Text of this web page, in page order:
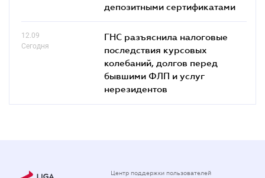
депозитными сертификатами
12.09
Сегодня
ГНС разъяснила налоговые
последствия курсовых
колебаний, долгов перед
бывшими ФЛП и услуг
нерезидентов
Центр поддержки пользователей